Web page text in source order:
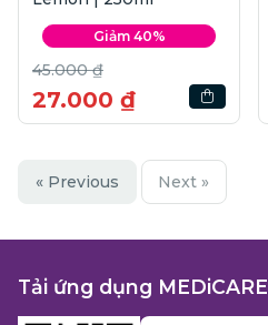
Giảm 40%
45.000 ₫
27.000 ₫
« Previous Next »
Tải ứng dụng MEDiCARE